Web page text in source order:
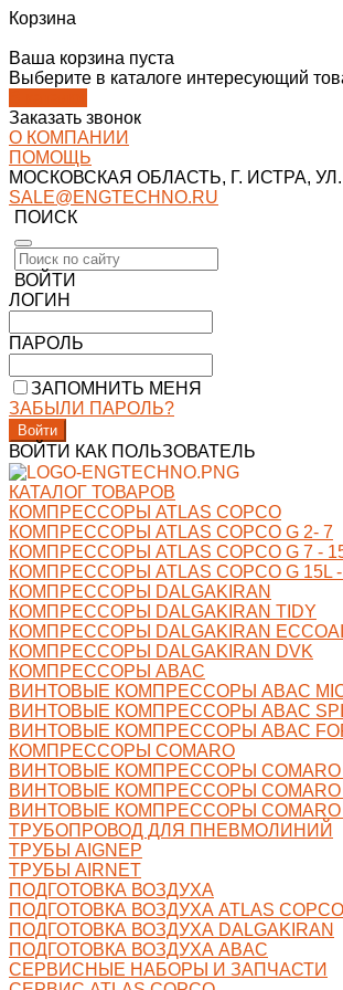
Корзина
Ваша корзина пуста
Выберите в каталоге интересующий
Заказать звонок
О КОМПАНИИ
ПОМОЩЬ
МОСКОВСКАЯ ОБЛАСТЬ, Г. ИСТРА,
SALE@ENGTECHNO.RU
ПОИСК
ВОЙТИ
ЛОГИН
ПАРОЛЬ
ЗАПОМНИТЬ МЕНЯ
ЗАБЫЛИ ПАРОЛЬ?
ВОЙТИ КАК ПОЛЬЗОВАТЕЛЬ
КАТАЛОГ ТОВАРОВ
КОМПРЕССОРЫ ATLAS COPCO
КОМПРЕССОРЫ ATLAS COPCO G 2- 7
КОМПРЕССОРЫ ATLAS COPCO G 7 -
КОМПРЕССОРЫ ATLAS COPCO G 15L -
КОМПРЕССОРЫ DALGAKIRAN
КОМПРЕССОРЫ DALGAKIRAN TIDY
КОМПРЕССОРЫ DALGAKIRAN
КОМПРЕССОРЫ DALGAKIRAN DVK
КОМПРЕССОРЫ ABAC
ВИНТОВЫЕ КОМПРЕССОРЫ ABAC
ВИНТОВЫЕ КОМПРЕССОРЫ ABAC
ВИНТОВЫЕ КОМПРЕССОРЫ ABAC
КОМПРЕССОРЫ COMARO
ВИНТОВЫЕ КОМПРЕССОРЫ COMARO
ВИНТОВЫЕ КОМПРЕССОРЫ COMARO
ВИНТОВЫЕ КОМПРЕССОРЫ COMARO
ТРУБОПРОВОД ДЛЯ ПНЕВМОЛИНИЙ
ТРУБЫ AIGNEP
ТРУБЫ AIRNET
ПОДГОТОВКА ВОЗДУХА
ПОДГОТОВКА ВОЗДУХА ATLAS COPCO
ПОДГОТОВКА ВОЗДУХА DALGAKIRAN
ПОДГОТОВКА ВОЗДУХА ABAC
СЕРВИСНЫЕ НАБОРЫ И ЗАПЧАСТИ